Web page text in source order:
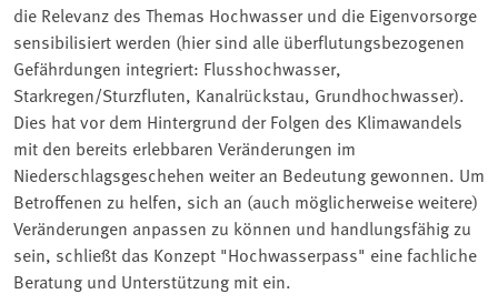
die Relevanz des Themas Hochwasser und die Eigenvorsorge
sensibilisiert werden (hier sind alle überflutungsbezogenen
Gefährdungen integriert: Flusshochwasser,
Starkregen/Sturzfluten, Kanalrückstau, Grundhochwasser).
Dies hat vor dem Hintergrund der Folgen des Klimawandels
mit den bereits erlebbaren Veränderungen im
Niederschlagsgeschehen weiter an Bedeutung gewonnen. Um
Betroffenen zu helfen, sich an (auch möglicherweise weitere)
Veränderungen anpassen zu können und handlungsfähig zu
sein, schließt das Konzept "Hochwasserpass" eine fachliche
Beratung und Unterstützung mit ein.